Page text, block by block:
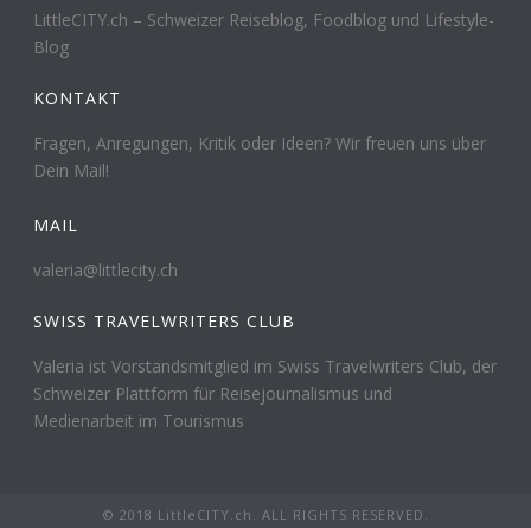
LittleCITY.ch – Schweizer Reiseblog, Foodblog und Lifestyle-
Blog
KONTAKT
Fragen, Anregungen, Kritik oder Ideen? Wir freuen uns über
Dein Mail!
MAIL
valeria@littlecity.ch
SWISS TRAVELWRITERS CLUB
Valeria ist Vorstandsmitglied im Swiss Travelwriters Club, der
Schweizer Plattform für Reisejournalismus und
Medienarbeit im Tourismus
© 2018 LittleCITY.ch. ALL RIGHTS RESERVED.